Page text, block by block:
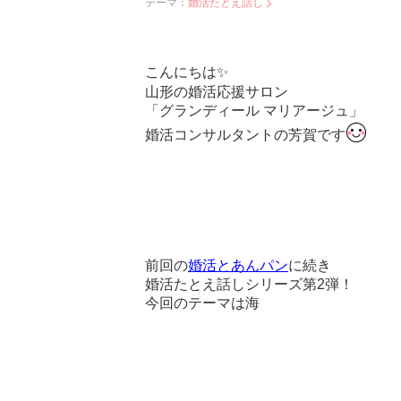
こんにちは✨
山形の婚活応援サロン
「グランディール マリアージュ」
婚活コンサルタントの芳賀です
前回の婚活とあんパンに続き
婚活たとえ話しシリーズ第2弾！
今回のテーマは海